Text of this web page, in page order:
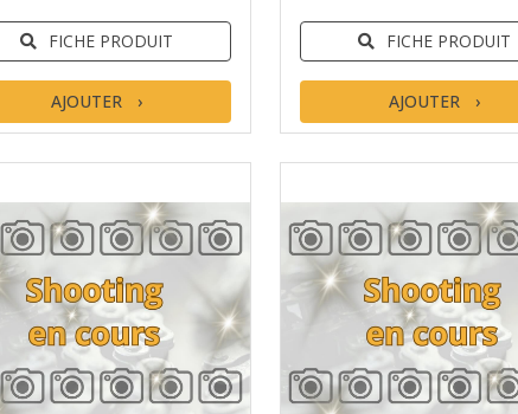
FICHE PRODUIT
AJOUTER
FICHE PRODUIT
AJOUTER